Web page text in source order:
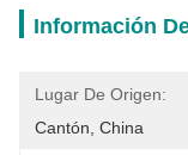
Información
Lugar De Origen:
Cantón, China